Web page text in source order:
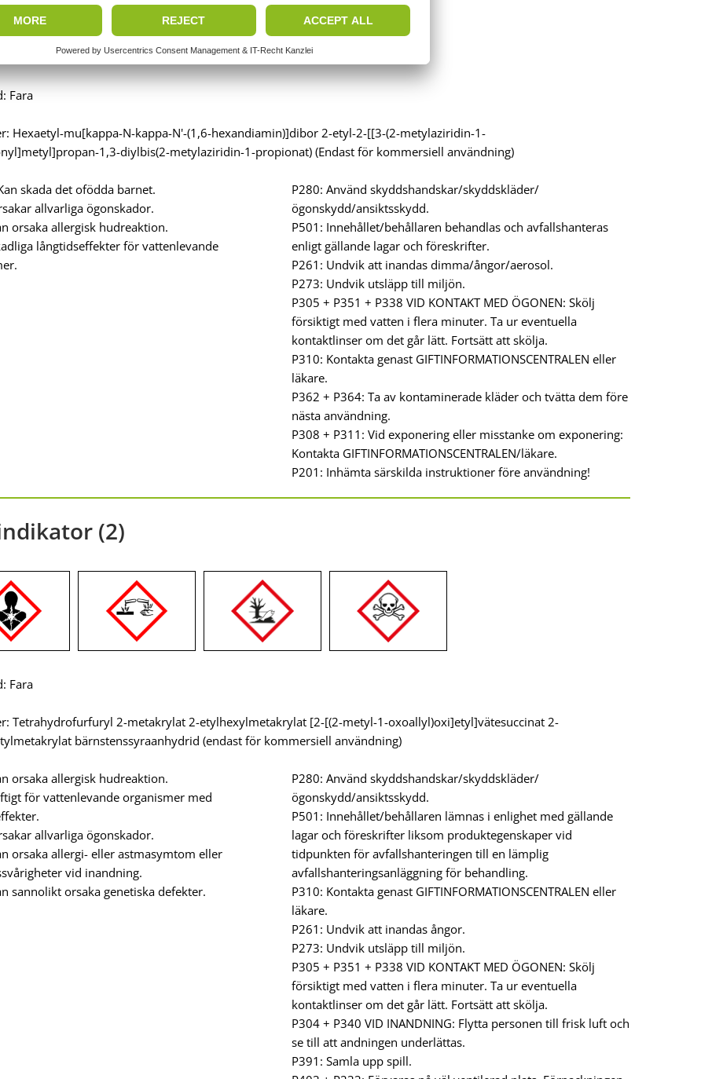
Fara
Hexaetyl-mu[kappa-N-kappa-N'-(1,6-hexandiamin)]dibor 2-etyl-2-[[3-(2-metylaziridin-1-
1,3-diylbis(2-metylaziridin-1-propionat) (Endast för kommersiell användning)
skada det ofödda barnet.
allvarliga ögonskador.
orsaka allergisk hudreaktion.
långtidseffekter för vattenlevande
P280: Använd skyddshandskar/skyddskläder/
ögonskydd/ansiktsskydd.
P501: Innehållet/behållaren behandlas och avfallshanteras
enligt gällande lagar och föreskrifter.
P261: Undvik att inandas dimma/ångor/aerosol.
P273: Undvik utsläpp till miljön.
P305 + P351 + P338 VID KONTAKT MED ÖGONEN: Skölj
försiktigt med vatten i flera minuter. Ta ur eventuella
kontaktlinser om det går lätt. Fortsätt att skölja.
P310: Kontakta genast GIFTINFORMATIONSCENTRALEN eller
läkare.
P362 + P364: Ta av kontaminerade kläder och tvätta dem före
nästa användning.
P308 + P311: Vid exponering eller misstanke om exponering:
Kontakta GIFTINFORMATIONSCENTRALEN/läkare.
P201: Inhämta särskilda instruktioner före användning!
(2)
Fara
Tetrahydrofurfuryl 2-metakrylat 2-etylhexylmetakrylat [2-[(2-metyl-1-oxoallyl)oxi]etyl]vätesuccinat 2-
bärnstenssyraanhydrid (endast för kommersiell användning)
orsaka allergisk hudreaktion.
för vattenlevande organismer med
allvarliga ögonskador.
orsaka allergi- eller astmasymtom eller
vid inandning.
sannolikt orsaka genetiska defekter.
P280: Använd skyddshandskar/skyddskläder/
ögonskydd/ansiktsskydd.
P501: Innehållet/behållaren lämnas i enlighet med gällande
lagar och föreskrifter liksom produktegenskaper vid
tidpunkten för avfallshanteringen till en lämplig
avfallshanteringsanläggning för behandling.
P310: Kontakta genast GIFTINFORMATIONSCENTRALEN eller
läkare.
P261: Undvik att inandas ångor.
P273: Undvik utsläpp till miljön.
P305 + P351 + P338 VID KONTAKT MED ÖGONEN: Skölj
försiktigt med vatten i flera minuter. Ta ur eventuella
kontaktlinser om det går lätt. Fortsätt att skölja.
P304 + P340 VID INANDNING: Flytta personen till frisk luft och
se till att andningen underlättas.
P391: Samla upp spill.